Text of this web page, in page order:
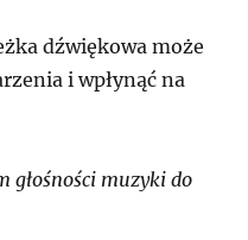
dźwiękowa może
i wpłynąć na
głośności muzyki do